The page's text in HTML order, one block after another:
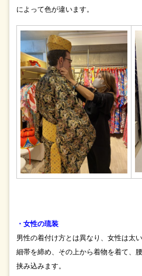
によって色が違います。
・女性の琉装
男性の着付け方とは異なり、女性は太
細帯を締め、その上から着物を着て、
挟み込みます。